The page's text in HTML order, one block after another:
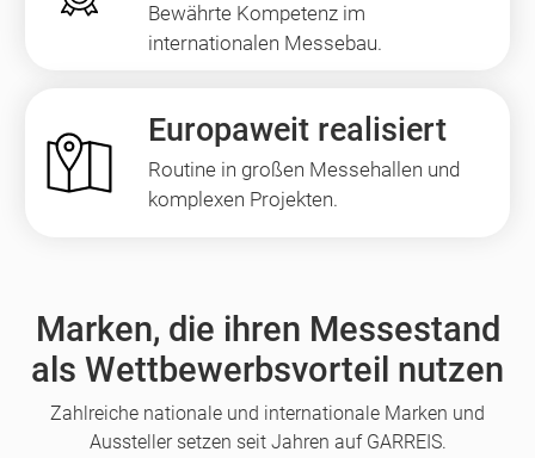
Bewährte Kompetenz im
internationalen Messebau.
Europaweit realisiert
Routine in großen Messehallen und
komplexen Projekten.
Marken, die ihren Messestand
als Wettbewerbsvorteil nutzen
Zahlreiche nationale und internationale Marken und
Aussteller setzen seit Jahren auf GARREIS.